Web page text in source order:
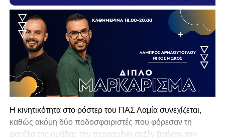
Η κινητικότητα στο ρόστερ του ΠΑΣ Λαμία συνεχίζεται,
καθώς ακόμη δύο ποδοσφαιριστές που φόρεσαν τη
φανέλα της ομάδας την περασμένη σεζόν βρήκαν τον